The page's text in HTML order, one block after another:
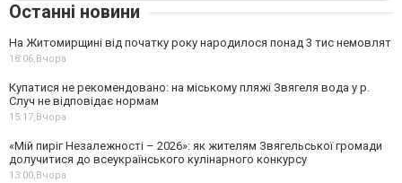
Останні новини
На Житомирщині від початку року народилося понад 3 тис немовлят
18:06, Вчора
Купатися не рекомендовано: на міському пляжі Звягеля вода у р.
Случ не відповідає нормам
15:17, Вчора
«Мій пиріг Незалежності – 2026»: як жителям Звягельської громади
долучитися до всеукраїнського кулінарного конкурсу
13:00, Вчора